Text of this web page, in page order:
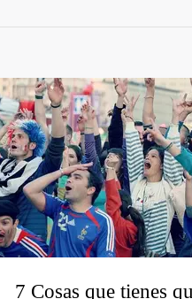
7 Cosas que tienes